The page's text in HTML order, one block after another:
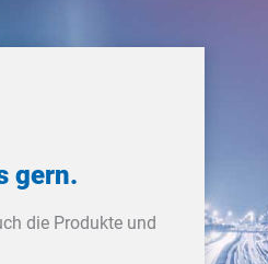
gern.
die Produkte und